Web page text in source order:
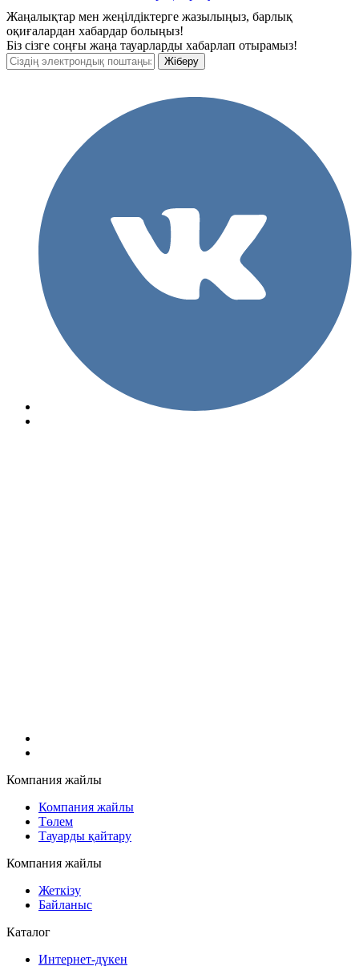
Жаңалықтар мен жеңілдіктерге жазылыңыз, барлық
оқиғалардан хабардар болыңыз!
Біз сізге соңғы жаңа тауарларды хабарлап отырамыз!
Компания жайлы
Компания жайлы
Төлем
Тауарды қайтару
Компания жайлы
Жеткізу
Байланыс
Каталог
Интернет-дүкен